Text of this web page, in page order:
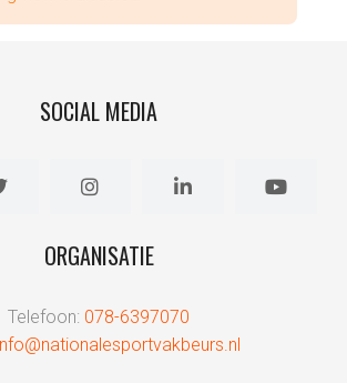
SOCIAL MEDIA
ORGANISATIE
Telefoon: 078-6397070